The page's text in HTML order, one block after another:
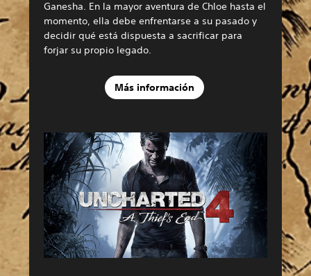
Ganesha. En la mayor aventura de Chloe hasta el
momento, ella debe enfrentarse a su pasado y
decidir qué está dispuesta a sacrificar para
forjar su propio legado.
Más información